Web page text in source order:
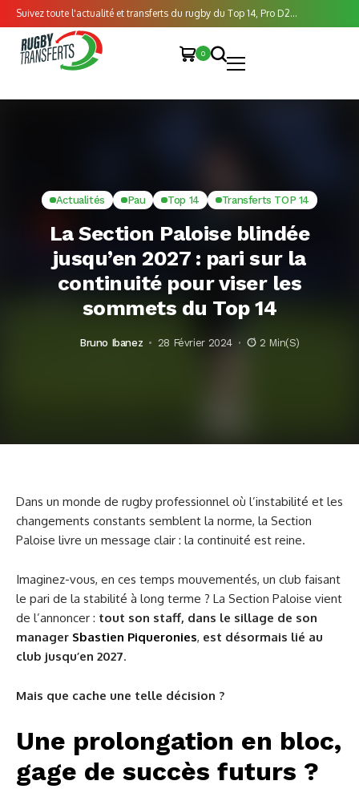
Suivez toute l'actualité et transferts du rugby du Top 14, Pro D2...
0
Actualités Pau Top 14 Transferts TOP 14
La Section Paloise blindée
jusqu’en 2027 : pari sur la
continuité pour viser les
sommets du Top 14
Bruno Ibanez 28 Février 2024 2 Min(s)
Dans un monde de rugby professionnel où l’instabilité et les
changements constants semblent la norme, la Section
Paloise livre un message clair : la continuité est reine.
Imaginez-vous, en ces temps mouvementés, un club faisant
le pari de la stabilité à long terme ? La Section Paloise vient
de l’annoncer : tout son staff, dans le sillage de son
manager Sbastien Piqueronies, est désormais lié au
club jusqu’en 2027.
Mais que cache une telle décision ?
Une prolongation en bloc,
gage de succès futurs ?